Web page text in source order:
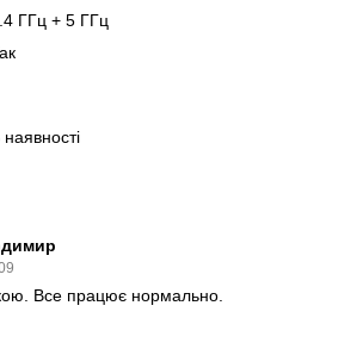
ГГц + 5 ГГц
наявності
Все працює нормально.